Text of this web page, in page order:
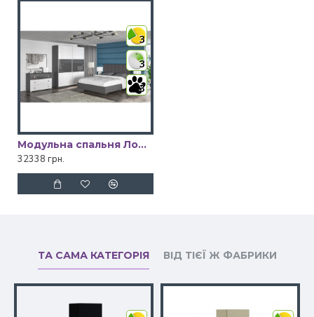
3
3
3
Модульна спальня Лондон Мебель Сервіс
32338 грн.
ТА САМА КАТЕГОРІЯ ВІД ТІЄЇ Ж ФАБРИКИ